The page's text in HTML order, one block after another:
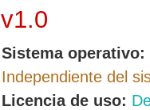
v1.0
Sistema operativo:
Independiente del
Licencia de uso: